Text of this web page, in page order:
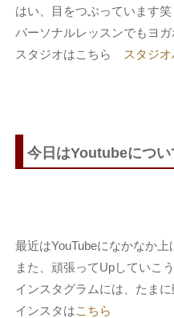
はい、目をつぶっています笑
パーソナルレッスンでもヨ
スタジオはこちら スタジ
今日はYoutubeについ
最近はYouTubeになかなか
また、頑張ってUpしていこ
インスタグラムには、たまに
インスタはこちら